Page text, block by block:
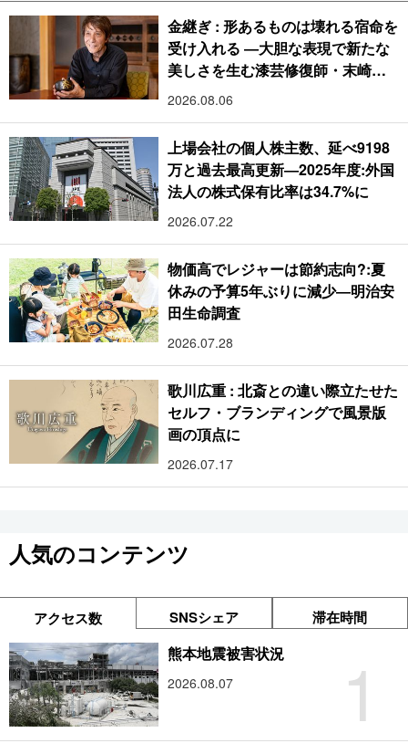
金継ぎ : 形あるものは壊れる宿命を
受け入れる ―大胆な表現で新たな
美しさを生む漆芸修復師・末崎広
樹
2026.08.06
上場会社の個人株主数、延べ9198
万と過去最高更新―2025年度:外国
法人の株式保有比率は34.7%に
2026.07.22
物価高でレジャーは節約志向?:夏
休みの予算5年ぶりに減少―明治安
田生命調査
2026.07.28
歌川広重 : 北斎との違い際立たせた
セルフ・ブランディングで風景版
画の頂点に
2026.07.17
人気のコンテンツ
アクセス数 SNSシェア 滞在時間
1
熊本地震被害状況
2026.08.07